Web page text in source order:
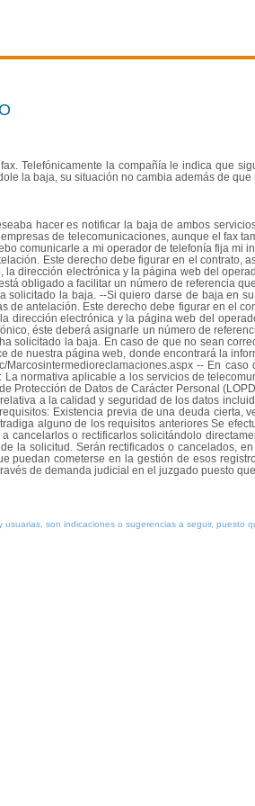
Telefónicamente la compañía le indica que
la baja, su situación no cambia además de
hacer es notificar la baja de ambos
de telecomunicaciones, aunque el fax
comunicarle a mi operador de telefonía fija
Este derecho debe figurar en el
dirección electrónica y la página web del
obligado a facilitar un número de referencia
la baja. --Si quiero darse de baja en
antelación. Este derecho debe figurar en el
electrónica y la página web del
éste deberá asignarle un número de
solicitado la baja. En caso de que no sean
nuestra página web, donde encontrará la
-- En
normativa aplicable a los servicios de
Protección de Datos de Carácter Personal
a la calidad y seguridad de los datos
Existencia previa de una deuda
alguno de los requisitos anteriores Se
o rectificarlos solicitándolo
la solicitud. Serán rectificados o cancelados,
puedan cometerse en la gestión de esos
de demanda judicial en el juzgado puesto
son indicaciones o sugerencias a seguir,